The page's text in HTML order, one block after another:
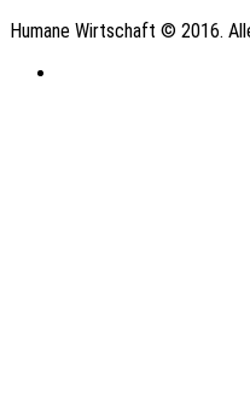
Humane Wirtschaft © 2016.